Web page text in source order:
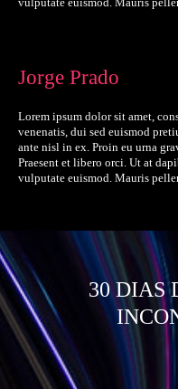
Jorge Prado
Lorem ipsum dolor sit amet,
venenatis, dui sed euismod
ante nisl in ex. Proin eu urna
Praesent et libero orci. Ut at
vulputate euismod. Mauris
30 DIAS